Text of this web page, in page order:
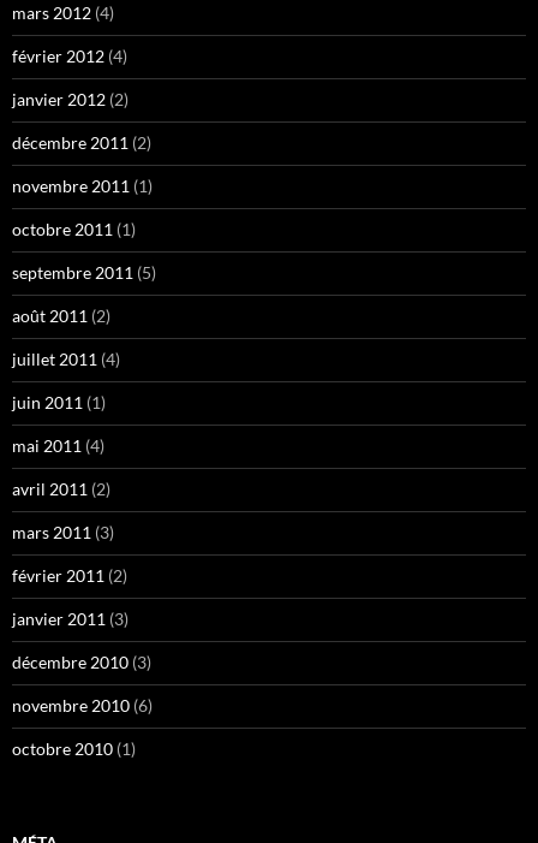
mars 2012 (4)
février 2012 (4)
janvier 2012 (2)
décembre 2011 (2)
novembre 2011 (1)
octobre 2011 (1)
septembre 2011 (5)
août 2011 (2)
juillet 2011 (4)
juin 2011 (1)
mai 2011 (4)
avril 2011 (2)
mars 2011 (3)
février 2011 (2)
janvier 2011 (3)
décembre 2010 (3)
novembre 2010 (6)
octobre 2010 (1)